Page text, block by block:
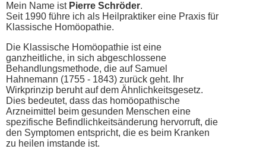
Mein Name ist Pierre Schröder.
Seit 1990 führe ich als Heilpraktiker eine Praxis für
Klassische Homöopathie.
Die Klassische Homöopathie ist eine
ganzheitliche, in sich abgeschlossene
Behandlungsmethode, die auf Samuel
Hahnemann (1755 - 1843) zurück geht. Ihr
Wirkprinzip beruht auf dem Ähnlichkeitsgesetz.
Dies bedeutet, dass das homöopathische
Arzneimittel beim gesunden Menschen eine
spezifische Befindlichkeitsänderung hervorruft, die
den Symptomen entspricht, die es beim Kranken
zu heilen imstande ist.